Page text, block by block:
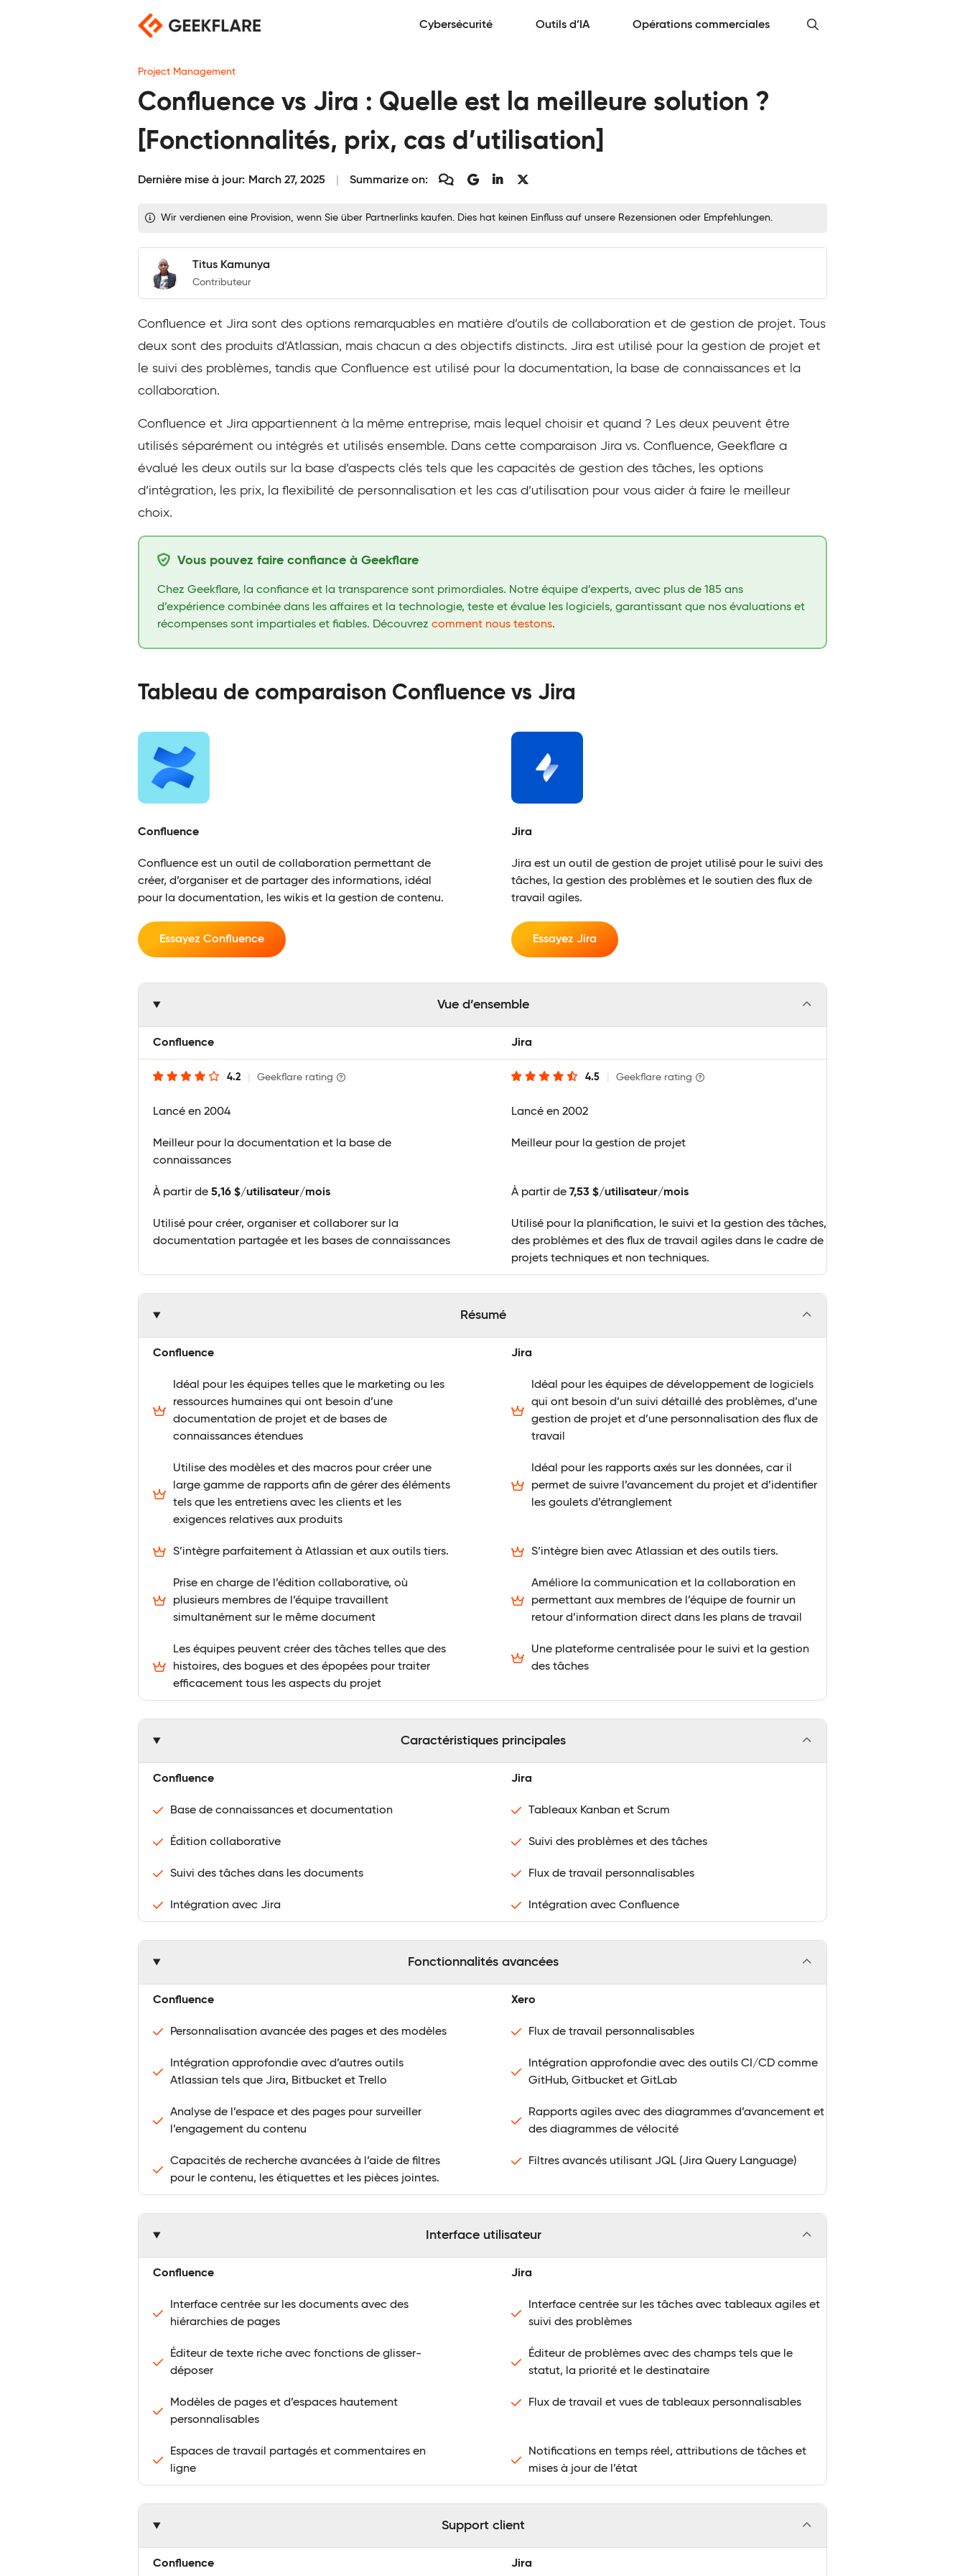
Cybersécurité Outils d’IA Opérations commerciales
Project Management
Confluence vs Jira : Quelle est la meilleure solution ?
[Fonctionnalités, prix, cas d’utilisation]
Dernière mise à jour: March 27, 2025 Summarize on:
Wir verdienen eine Provision, wenn Sie über Partnerlinks kaufen. Dies hat keinen Einfluss auf unsere Rezensionen oder Empfehlungen.
Titus Kamunya
Contributeur
Confluence et Jira sont des options remarquables en matière d’outils de collaboration et de gestion de projet. Tous
deux sont des produits d’Atlassian, mais chacun a des objectifs distincts. Jira est utilisé pour la gestion de projet et
le suivi des problèmes, tandis que Confluence est utilisé pour la documentation, la base de connaissances et la
collaboration.
Confluence et Jira appartiennent à la même entreprise, mais lequel choisir et quand ? Les deux peuvent être
utilisés séparément ou intégrés et utilisés ensemble. Dans cette comparaison Jira vs. Confluence, Geekflare a
évalué les deux outils sur la base d’aspects clés tels que les capacités de gestion des tâches, les options
d’intégration, les prix, la flexibilité de personnalisation et les cas d’utilisation pour vous aider à faire le meilleur
choix.
Vous pouvez faire confiance à Geekflare
Chez Geekflare, la confiance et la transparence sont primordiales. Notre équipe d’experts, avec plus de 185 ans
d’expérience combinée dans les affaires et la technologie, teste et évalue les logiciels, garantissant que nos évaluations et
récompenses sont impartiales et fiables. Découvrez comment nous testons.
Tableau de comparaison Confluence vs Jira
Confluence Jira
Confluence est un outil de collaboration permettant de
créer, d’organiser et de partager des informations, idéal
pour la documentation, les wikis et la gestion de contenu.
Jira est un outil de gestion de projet utilisé pour le suivi des
tâches, la gestion des problèmes et le soutien des flux de
travail agiles.
Essayez Confluence Essayez Jira
Vue d’ensemble
Confluence Jira
4.2 Geekflare rating 4.5 Geekflare rating
Lancé en 2004 Lancé en 2002
Meilleur pour la documentation et la base de
connaissances
Meilleur pour la gestion de projet
À partir de 5,16 $/utilisateur/mois À partir de 7,53 $/utilisateur/mois
Utilisé pour créer, organiser et collaborer sur la
documentation partagée et les bases de connaissances
Utilisé pour la planification, le suivi et la gestion des tâches,
des problèmes et des flux de travail agiles dans le cadre de
projets techniques et non techniques.
Résumé
Confluence Jira
Idéal pour les équipes telles que le marketing ou les
ressources humaines qui ont besoin d’une
documentation de projet et de bases de
connaissances étendues
Idéal pour les équipes de développement de logiciels
qui ont besoin d’un suivi détaillé des problèmes, d’une
gestion de projet et d’une personnalisation des flux de
travail
Utilise des modèles et des macros pour créer une
large gamme de rapports afin de gérer des éléments
tels que les entretiens avec les clients et les
exigences relatives aux produits
Idéal pour les rapports axés sur les données, car il
permet de suivre l’avancement du projet et d’identifier
les goulets d’étranglement
S’intègre parfaitement à Atlassian et aux outils tiers. S’intègre bien avec Atlassian et des outils tiers.
Prise en charge de l’édition collaborative, où
plusieurs membres de l’équipe travaillent
simultanément sur le même document
Améliore la communication et la collaboration en
permettant aux membres de l’équipe de fournir un
retour d’information direct dans les plans de travail
Les équipes peuvent créer des tâches telles que des
histoires, des bogues et des épopées pour traiter
efficacement tous les aspects du projet
Une plateforme centralisée pour le suivi et la gestion
des tâches
Caractéristiques principales
Confluence Jira
Base de connaissances et documentation Tableaux Kanban et Scrum
Édition collaborative Suivi des problèmes et des tâches
Suivi des tâches dans les documents Flux de travail personnalisables
Intégration avec Jira Intégration avec Confluence
Fonctionnalités avancées
Confluence Xero
Personnalisation avancée des pages et des modèles Flux de travail personnalisables
Intégration approfondie avec d’autres outils
Atlassian tels que Jira, Bitbucket et Trello
Intégration approfondie avec des outils CI/CD comme
GitHub, Gitbucket et GitLab
Analyse de l’espace et des pages pour surveiller
l’engagement du contenu
Rapports agiles avec des diagrammes d’avancement et
des diagrammes de vélocité
Capacités de recherche avancées à l’aide de filtres
pour le contenu, les étiquettes et les pièces jointes.
Filtres avancés utilisant JQL (Jira Query Language)
Interface utilisateur
Confluence Jira
Interface centrée sur les documents avec des
hiérarchies de pages
Interface centrée sur les tâches avec tableaux agiles et
suivi des problèmes
Éditeur de texte riche avec fonctions de glisser-
déposer
Éditeur de problèmes avec des champs tels que le
statut, la priorité et le destinataire
Modèles de pages et d’espaces hautement
personnalisables
Flux de travail et vues de tableaux personnalisables
Espaces de travail partagés et commentaires en
ligne
Notifications en temps réel, attributions de tâches et
mises à jour de l’état
Support client
Confluence Jira